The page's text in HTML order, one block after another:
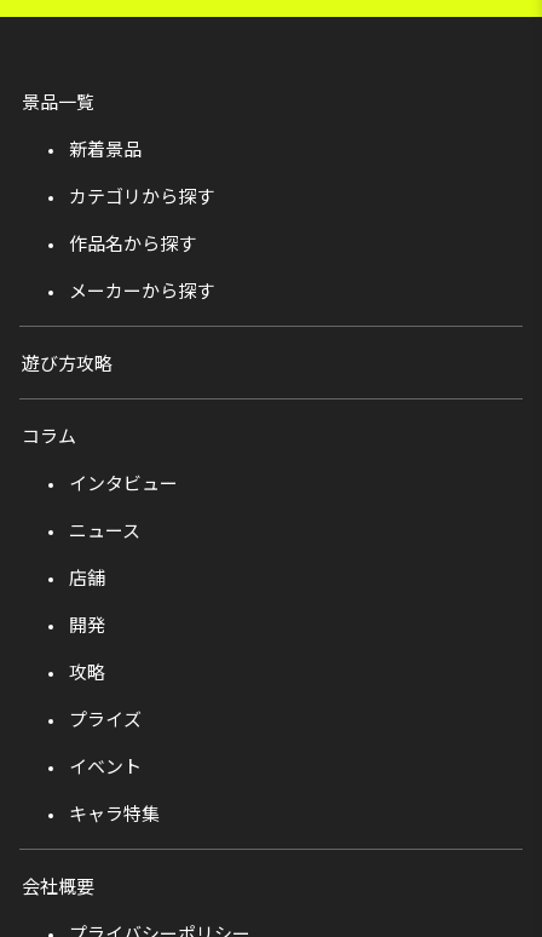
景品一覧
新着景品
カテゴリから探す
作品名から探す
メーカーから探す
遊び方攻略
コラム
インタビュー
ニュース
店舗
開発
攻略
プライズ
イベント
キャラ特集
会社概要